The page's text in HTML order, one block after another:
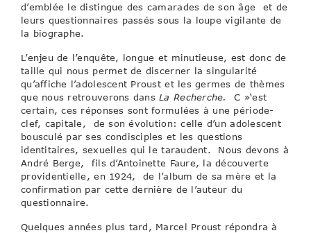
d’emblée le distingue des camarades de son âge et de
leurs questionnaires passés sous la loupe vigilante de
la biographe.
L’enjeu de l’enquête, longue et minutieuse, est donc de
taille qui nous permet de discerner la singularité
qu’affiche l’adolescent Proust et les germes de thèmes
que nous retrouverons dansLa Recherche.
C »‘est
certain, ces réponses sont formulées à une période-
clef, capitale, de son évolution: celle d’un adolescent
bousculé par ses condisciples et les questions
identitaires, sexuelles qui le taraudent. Nous devons à
André Berge, fils d’Antoinette Faure, la découverte
providentielle, en 1924, de l’album de sa mère et la
confirmation par cette dernière de l’auteur du
questionnaire.
Quelques années plus tard, Marcel Proust répondra à